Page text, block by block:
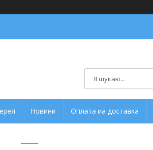
Новини Оплата иа доставка